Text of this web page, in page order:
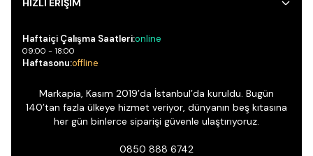
HIZLI ERİŞİM
Haftaiçi Çalışma Saatleri:online
09:00 - 18:00
Haftasonu:offline
Markapia, Kasım 2019’da İstanbul’da kuruldu. Bugün
140’tan fazla ülkeye hizmet veriyor, dünyanın beş kıtasına
her gün binlerce siparişi güvenle ulaştırıyoruz.
0850 888 6742